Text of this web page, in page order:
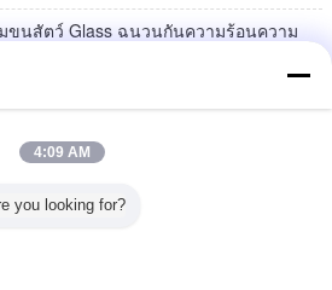
ขนสัตว์ Glass ฉนวนกันความร้อนความ
มิเนียม
4:09 AM
you looking for?